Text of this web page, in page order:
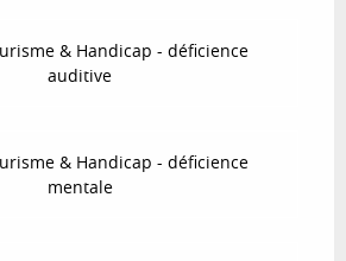
& Handicap - déficience
auditive
& Handicap - déficience
mentale